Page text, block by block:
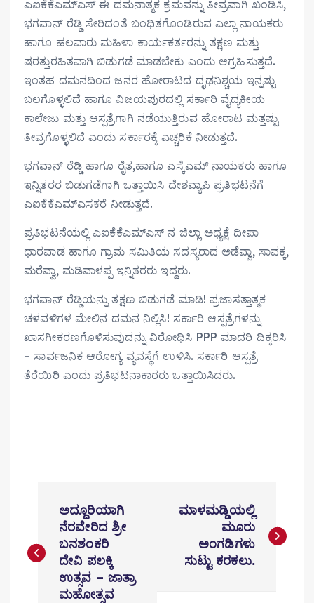
ಎಐಕೆಕೆಎಮ್ಎಸ್ ಈ ದಮನಾತ್ಮಕ ಕ್ರಮವನ್ನು ತೀವ್ರವಾಗಿ ಖಂಡಿಸಿ,
ಭಗವಾನ್ ರೆಡ್ಡಿ ಸೇರಿದಂತೆ ಬಂಧಿತಗೊಂಡಿರುವ ಎಲ್ಲಾ ನಾಯಕರು
ಹಾಗೂ ಹಲವಾರು ಮಹಿಳಾ ಕಾರ್ಯಕರ್ತರನ್ನು ತಕ್ಷಣ ಮತ್ತು
ಷರತ್ತುರಹಿತವಾಗಿ ಬಿಡುಗಡೆ ಮಾಡಬೇಕು ಎಂದು ಆಗ್ರಹಿಸುತ್ತದೆ.
ಇಂತಹ ದಮನದಿಂದ ಜನರ ಹೋರಾಟದ ದೃಢನಿಶ್ಚಯ ಇನ್ನಷ್ಟು
ಬಲಗೊಳ್ಳಲಿದೆ ಹಾಗೂ ವಿಜಯಪುರದಲ್ಲಿ ಸರ್ಕಾರಿ ವೈದ್ಯಕೀಯ
ಕಾಲೇಜು ಮತ್ತು ಆಸ್ಪತ್ರೆಗಾಗಿ ನಡೆಯುತ್ತಿರುವ ಹೋರಾಟ ಮತ್ತಷ್ಟು
ತೀವ್ರಗೊಳ್ಳಲಿದೆ ಎಂದು ಸರ್ಕಾರಕ್ಕೆ ಎಚ್ಚರಿಕೆ ನೀಡುತ್ತದೆ.
ಭಗವಾನ್ ರೆಡ್ಡಿ ಹಾಗೂ ರೈತ,ಹಾಗೂ ಎಸ್ಕೆಎಮ್ ನಾಯಕರು ಹಾಗೂ
ಇನ್ನಿತರರ ಬಿಡುಗಡೆಗಾಗಿ ಒತ್ತಾಯಿಸಿ ದೇಶವ್ಯಾಪಿ ಪ್ರತಿಭಟನೆಗೆ
ಎಐಕೆಕೆಎಮ್ಎಸಕರೆ ನೀಡುತ್ತದೆ.
ಪ್ರತಿಭಟನೆಯಲ್ಲಿ ಎಐಕೆಕೆಎಮ್ಎಸ್ ನ ಜಿಲ್ಲಾ ಅಧ್ಯಕ್ಷೆ ದೀಪಾ
ಧಾರವಾಡ ಹಾಗೂ ಗ್ರಾಮ ಸಮಿತಿಯ ಸದಸ್ಯರಾದ ಅಡೆವ್ವಾ, ಸಾವಕ್ಕ,
ಮರೆವ್ವಾ, ಮಡಿವಾಳಪ್ಪ ಇನ್ನಿತರರು ಇದ್ದರು.
ಭಗವಾನ್ ರೆಡ್ಡಿಯನ್ನು ತಕ್ಷಣ ಬಿಡುಗಡೆ ಮಾಡಿ! ಪ್ರಜಾಸತ್ತಾತ್ಮಕ
ಚಳವಳಿಗಳ ಮೇಲಿನ ದಮನ ನಿಲ್ಲಿಸಿ! ಸರ್ಕಾರಿ ಆಸ್ಪತ್ರೆಗಳನ್ನು
ಖಾಸಗೀಕರಣಗೊಳಿಸುವುದನ್ನು ವಿರೋಧಿಸಿ PPP ಮಾದರಿ ದಿಕ್ಕರಿಸಿ
– ಸಾರ್ವಜನಿಕ ಆರೋಗ್ಯ ವ್ಯವಸ್ಥೆಗೆ ಉಳಿಸಿ. ಸರ್ಕಾರಿ ಆಸ್ಪತ್ರೆ
ತೆರೆಯಿರಿ ಎಂದು ಪ್ರತಿಭಟನಾಕಾರರು ಒತ್ತಾಯಿಸಿದರು.
s
ಅದ್ದೂರಿಯಾಗಿ
ನೆರವೇರಿದ ಶ್ರೀ
ಬನಶಂಕರಿ
ದೇವಿ ಪಲಕ್ಕಿ
ಉತ್ಸವ – ಜಾತ್ರಾ
ಮಹೋತ್ಸವ
ಮಾಳಮಡ್ಡಿಯಲ್ಲಿ
ಮೂರು
ಅಂಗಡಿಗಳು
ಸುಟ್ಟು ಕರಕಲು.